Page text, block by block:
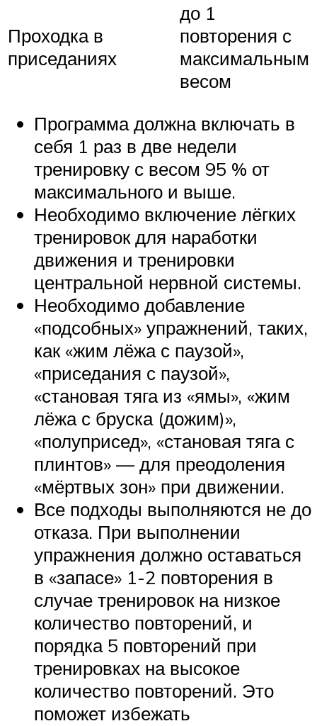
Проходка в
приседаниях
до 1
повторения с
максимальным
весом
Программа должна включать в
себя 1 раз в две недели
тренировку с весом 95 % от
максимального и выше.
Необходимо включение лёгких
тренировок для наработки
движения и тренировки
центральной нервной системы.
Необходимо добавление
«подсобных» упражнений, таких,
как «жим лёжа с паузой»,
«приседания с паузой»,
«становая тяга из «ямы», «жим
лёжа с бруска (дожим)»,
«полуприсед», «становая тяга с
плинтов» — для преодоления
«мёртвых зон» при движении.
Все подходы выполняются не до
отказа. При выполнении
упражнения должно оставаться
в «запасе» 1-2 повторения в
случае тренировок на низкое
количество повторений, и
порядка 5 повторений при
тренировках на высокое
количество повторений. Это
поможет избежать